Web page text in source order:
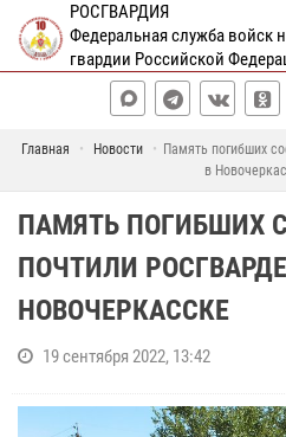
РОСГВАРДИЯ
Федеральная служба войск
гвардии Российской
Главная Новости
Память погибших
в
ПАМЯТЬ ПОГИБШИХ
ПОЧТИЛИ
НОВОЧЕРКАССКЕ
19 сентября 2022, 13:42